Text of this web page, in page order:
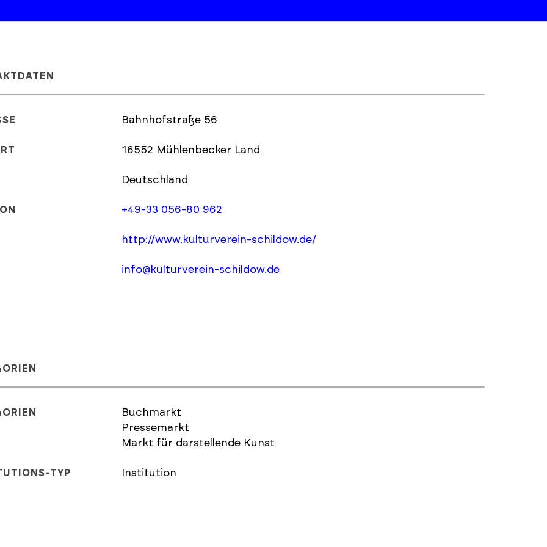
Bahnhofstraße 56
16552 Mühlenbecker Land
Deutschland
+49-33 056-80 962
http://www.kulturverein-schildow.de/
info@kulturverein-schildow.de
Buchmarkt
Pressemarkt
Markt für darstellende Kunst
TYP Institution